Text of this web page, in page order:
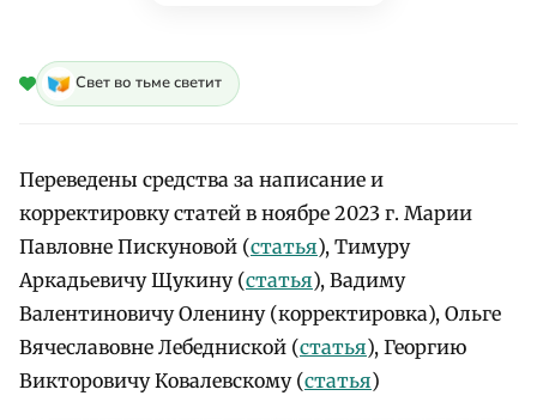
Свет во тьме светит
Переведены средства за написание и
корректировку статей в ноябре 2023 г. Марии
Павловне Пискуновой (статья), Тимуру
Аркадьевичу Щукину (статья), Вадиму
Валентиновичу Оленину (корректировка), Ольге
Вячеславовне Лебедниской (статья), Георгию
Викторовичу Ковалевскому (статья)